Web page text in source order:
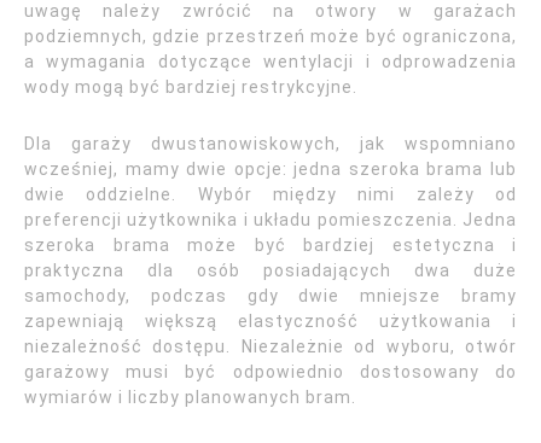
uwagę należy zwrócić na otwory w garażach
podziemnych, gdzie przestrzeń może być ograniczona,
a wymagania dotyczące wentylacji i odprowadzenia
wody mogą być bardziej restrykcyjne.
Dla garaży dwustanowiskowych, jak wspomniano
wcześniej, mamy dwie opcje: jedna szeroka brama lub
dwie oddzielne. Wybór między nimi zależy od
preferencji użytkownika i układu pomieszczenia. Jedna
szeroka brama może być bardziej estetyczna i
praktyczna dla osób posiadających dwa duże
samochody, podczas gdy dwie mniejsze bramy
zapewniają większą elastyczność użytkowania i
niezależność dostępu. Niezależnie od wyboru, otwór
garażowy musi być odpowiednio dostosowany do
wymiarów i liczby planowanych bram.